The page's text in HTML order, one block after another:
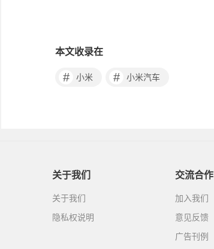
本文收录在
# 小米 # 小米汽车
关于我们
关于我们
隐私权说明
交流合作
加入我们
意见反馈
广告刊例